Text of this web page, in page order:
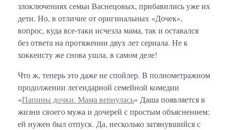
злоключениях семьи Васнецовых, прибавились уже их
дети. Но, в отличие от оригинальных «Дочек»,
вопрос, куда все-таки исчезла мама, так и оставался
без ответа на протяжении двух лет сериала. Не к
хоккеисту же снова ушла, в самом деле!
Что ж, теперь это даже не спойлер. В полнометражном
продолжении легендарной семейной комедии
«Папины дочки. Мама вернулась» Даша появляется в
жизни своего мужа и дочерей с простым объяснением:
ей нужен был отпуск. Да, несколько затянувшийся с